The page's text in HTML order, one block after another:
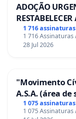
ADOÇÃO
1 716 assinaturas
1 716 Assinaturas
28 Jul 2026
"Movimento
A.S.A. (área
Coimbra
1 075 assinaturas
1 075 Assinaturas